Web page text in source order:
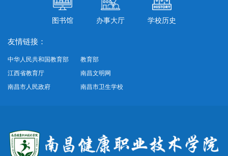
图书馆 办事大厅 学校历史
友情链接：
中华人民共和国教育部
教育部
江西省教育厅
南昌文明网
南昌市人民政府
南昌市卫生学校